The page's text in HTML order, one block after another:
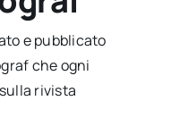
e pubblicato
che ogni
rivista